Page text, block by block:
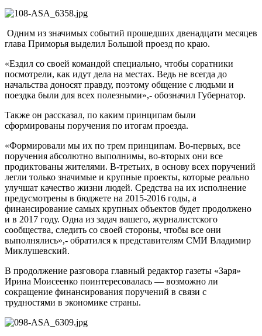
Одним из значимых событий прошедших двенадцати месяцев
глава Приморья выделил Большой проезд по краю.
«Ездил со своей командой специально, чтобы соратники
посмотрели, как идут дела на местах. Ведь не всегда до
начальства доносят правду, поэтому общение с людьми и
поездка были для всех полезными»,- обозначил Губернатор.
Также он рассказал, по каким принципам были
сформированы поручения по итогам проезда.
«Формировали мы их по трем принципам. Во-первых, все
поручения абсолютно выполнимы, во-вторых они все
продиктованы жителями. В-третьих, в основу всех поручений
легли только значимые и крупные проекты, которые реально
улучшат качество жизни людей. Средства на их исполнение
предусмотрены в бюджете на 2015-2016 годы, а
финансирование самых крупных объектов будет продолжено
и в 2017 году. Одна из задач вашего, журналистского
сообщества, следить со своей стороны, чтобы все они
выполнялись»,- обратился к представителям СМИ Владимир
Миклушевский.
В продолжение разговора главный редактор газеты «Заря»
Ирина Моисеенко поинтересовалась — возможно ли
сокращение финансирования поручений в связи с
трудностями в экономике страны.